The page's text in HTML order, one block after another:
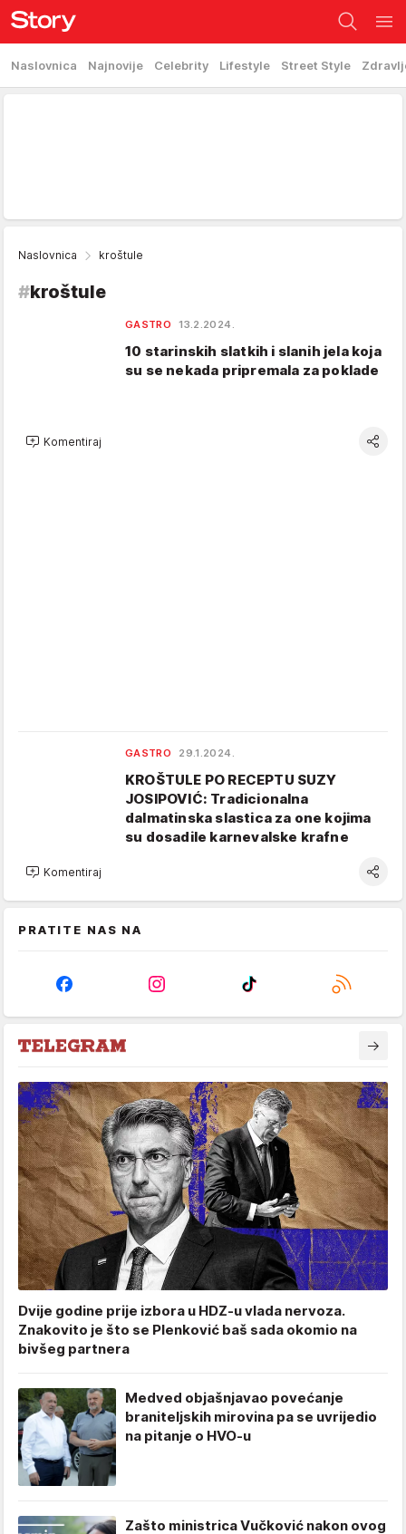
Naslovnica Najnovije Celebrity Lifestyle Street Style
Naslovnica kroštule
#kroštule
GASTRO 13.2.2024.
10 starinskih slatkih i slanih jela koja
su se nekada pripremala za poklade
Komentiraj
GASTRO 29.1.2024.
KROŠTULE PO RECEPTU SUZY
JOSIPOVIĆ: Tradicionalna
dalmatinska slastica za one kojima
su dosadile karnevalske krafne
Komentiraj
PRATITE NAS NA
Dvije godine prije izbora u HDZ-u vlada nervoza.
Znakovito je što se Plenković baš sada okomio na
bivšeg partnera
Medved objašnjavao povećanje
braniteljskih mirovina pa se uvrijedio
na pitanje o HVO-u
Zašto ministrica Vučković nakon ovog